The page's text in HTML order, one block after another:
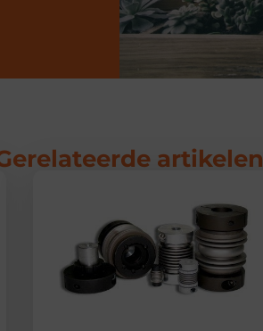
artikelen